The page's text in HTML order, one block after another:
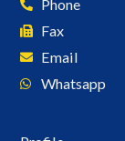
Phone
Fax
Email
Whatsapp